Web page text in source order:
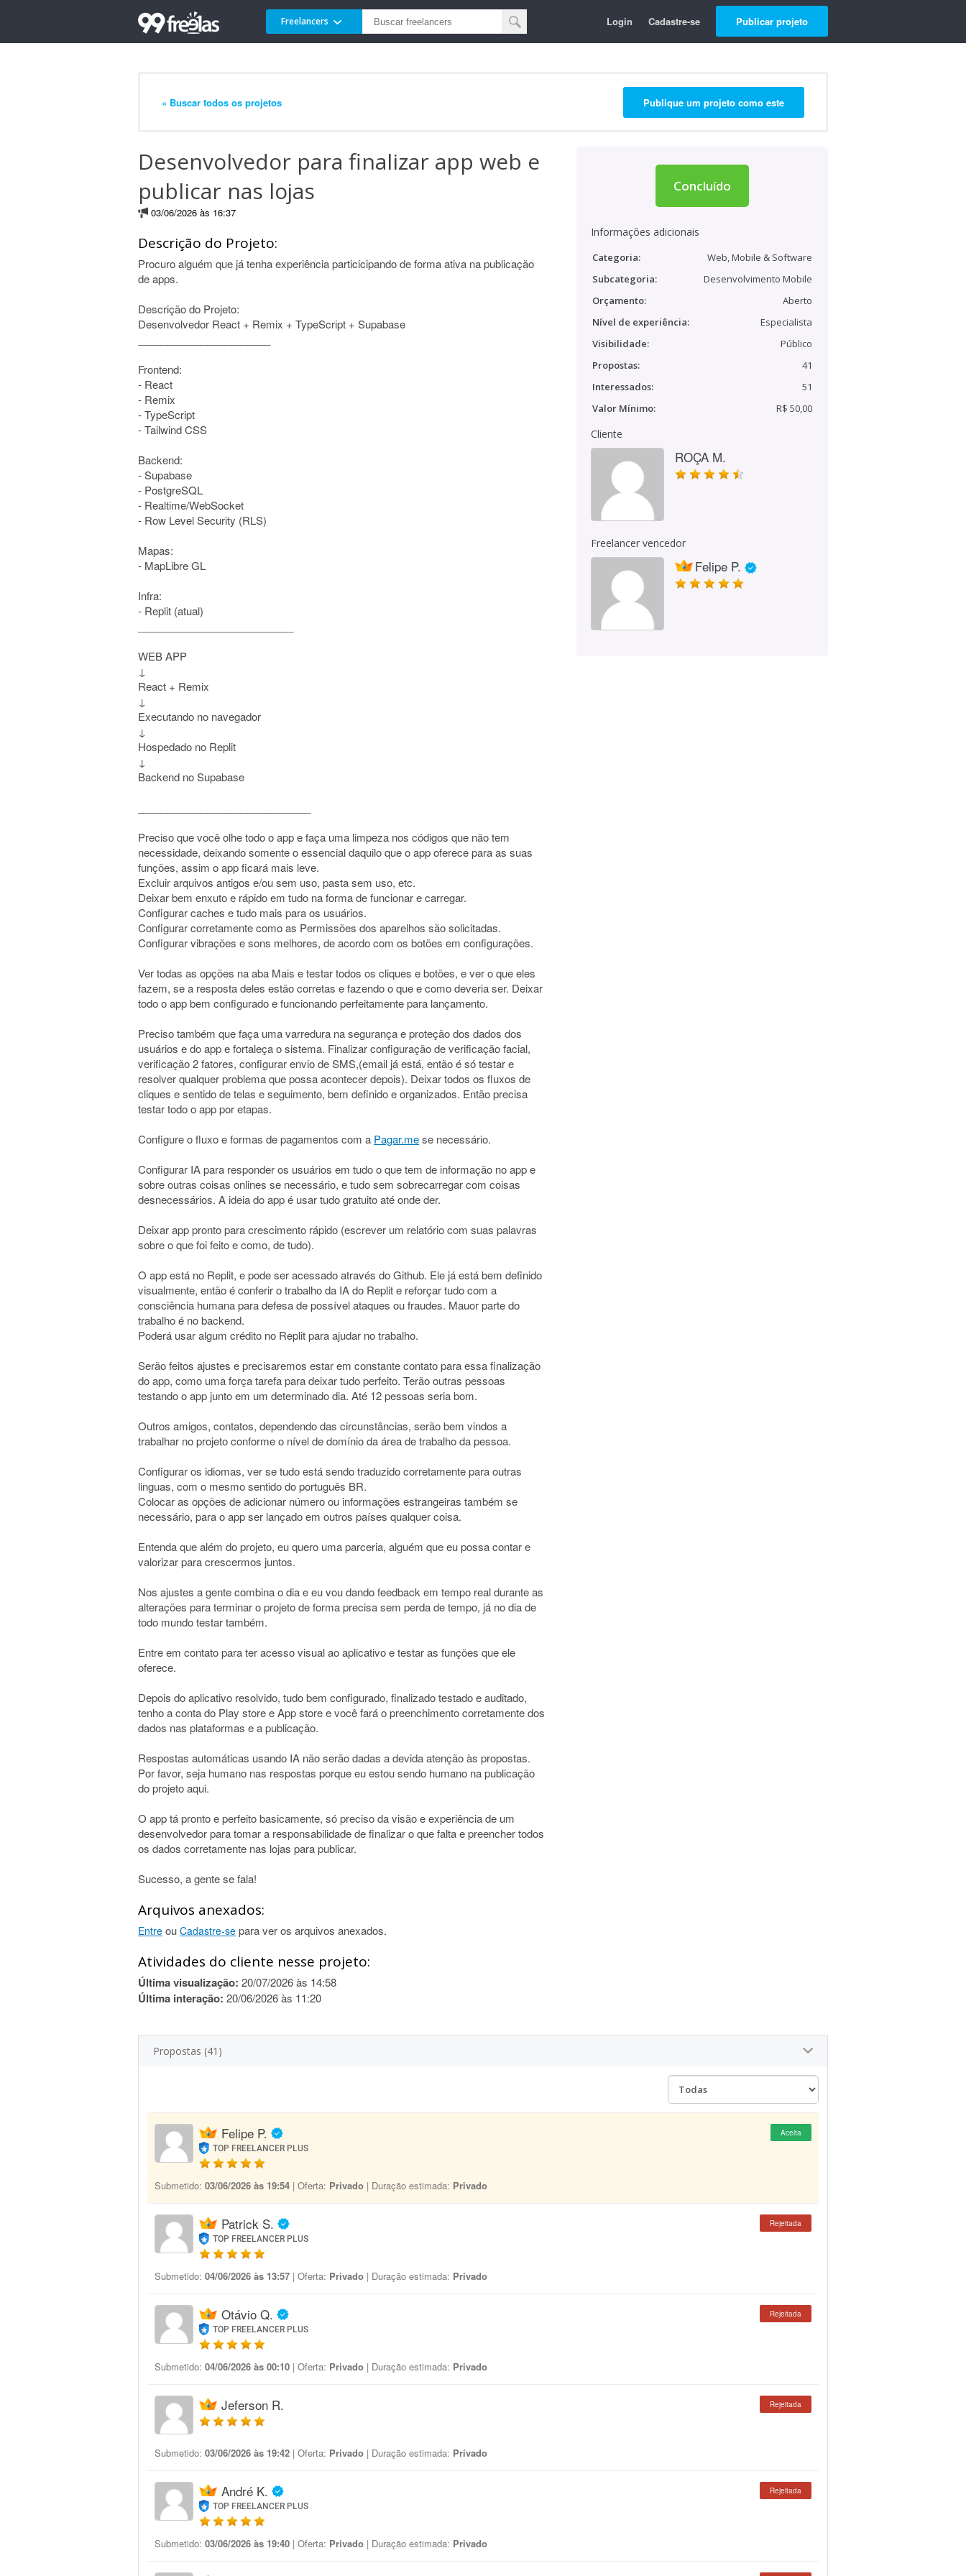
Freelancers Login Cadastre-se Publicar projeto
« Buscar todos os projetos Publique um projeto como este
Desenvolvedor para finalizar app web e
publicar nas lojas
03/06/2026 às 16:37
Descrição do Projeto:
Procuro alguém que já tenha experiência particicipando de forma ativa na publicação
de apps.
Descrição do Projeto:
Desenvolvedor React + Remix + TypeScript + Supabase
Frontend:
- React
- Remix
- TypeScript
- Tailwind CSS
Backend:
- Supabase
- PostgreSQL
- Realtime/WebSocket
- Row Level Security (RLS)
Mapas:
- MapLibre GL
Infra:
- Replit (atual)
WEB APP
↓
React + Remix
↓
Executando no navegador
↓
Hospedado no Replit
↓
Backend no Supabase
Preciso que você olhe todo o app e faça uma limpeza nos códigos que não tem
necessidade, deixando somente o essencial daquilo que o app oferece para as suas
funções, assim o app ficará mais leve.
Excluir arquivos antigos e/ou sem uso, pasta sem uso, etc.
Deixar bem enxuto e rápido em tudo na forma de funcionar e carregar.
Configurar caches e tudo mais para os usuários.
Configurar corretamente como as Permissões dos aparelhos são solicitadas.
Configurar vibrações e sons melhores, de acordo com os botões em configurações.
Ver todas as opções na aba Mais e testar todos os cliques e botões, e ver o que eles
fazem, se a resposta deles estão corretas e fazendo o que e como deveria ser. Deixar
todo o app bem configurado e funcionando perfeitamente para lançamento.
Preciso também que faça uma varredura na segurança e proteção dos dados dos
usuários e do app e fortaleça o sistema. Finalizar configuração de verificação facial,
verificação 2 fatores, configurar envio de SMS,(email já está, então é só testar e
resolver qualquer problema que possa acontecer depois). Deixar todos os fluxos de
cliques e sentido de telas e seguimento, bem definido e organizados. Então precisa
testar todo o app por etapas.
Configure o fluxo e formas de pagamentos com a Pagar.mese necessário.
Configurar IA para responder os usuários em tudo o que tem de informação no app e
sobre outras coisas onlines se necessário, e tudo sem sobrecarregar com coisas
desnecessários. A ideia do app é usar tudo gratuito até onde der.
Deixar app pronto para crescimento rápido (escrever um relatório com suas palavras
sobre o que foi feito e como, de tudo).
O app está no Replit, e pode ser acessado através do Github. Ele já está bem definido
visualmente, então é conferir o trabalho da IA do Replit e reforçar tudo com a
consciência humana para defesa de possível ataques ou fraudes. Mauor parte do
trabalho é no backend.
Poderá usar algum crédito no Replit para ajudar no trabalho.
Serão feitos ajustes e precisaremos estar em constante contato para essa finalização
do app, como uma força tarefa para deixar tudo perfeito. Terão outras pessoas
testando o app junto em um determinado dia. Até 12 pessoas seria bom.
Outros amigos, contatos, dependendo das circunstâncias, serão bem vindos a
trabalhar no projeto conforme o nível de domínio da área de trabalho da pessoa.
Configurar os idiomas, ver se tudo está sendo traduzido corretamente para outras
linguas, com o mesmo sentido do português BR.
Colocar as opções de adicionar número ou informações estrangeiras também se
necessário, para o app ser lançado em outros países qualquer coisa.
Entenda que além do projeto, eu quero uma parceria, alguém que eu possa contar e
valorizar para crescermos juntos.
Nos ajustes a gente combina o dia e eu vou dando feedback em tempo real durante as
alterações para terminar o projeto de forma precisa sem perda de tempo, já no dia de
todo mundo testar também.
Entre em contato para ter acesso visual ao aplicativo e testar as funções que ele
oferece.
Depois do aplicativo resolvido, tudo bem configurado, finalizado testado e auditado,
tenho a conta do Play store e App store e você fará o preenchimento corretamente dos
dados nas plataformas e a publicação.
Respostas automáticas usando IA não serão dadas a devida atenção às propostas.
Por favor, seja humano nas respostas porque eu estou sendo humano na publicação
do projeto aqui.
O app tá pronto e perfeito basicamente, só preciso da visão e experiência de um
desenvolvedor para tomar a responsabilidade de finalizar o que falta e preencher todos
os dados corretamente nas lojas para publicar.
Sucesso, a gente se fala!
Arquivos anexados:
Entre ou Cadastre-se para ver os arquivos anexados.
Atividades do cliente nesse projeto:
Última visualização: 20/07/2026 às 14:58
Última interação: 20/06/2026 às 11:20
Concluído
Informações adicionais
Categoria:
Web, Mobile & Software
Subcategoria:
Desenvolvimento Mobile
Orçamento:
Aberto
Nível de experiência:
Especialista
Visibilidade:
Público
Propostas:
41
Interessados:
51
Valor Mínimo:
R$ 50,00
Cliente
ROÇA M.
Freelancer vencedor
Felipe P.
Propostas (41)
Felipe P.
TOP FREELANCER PLUS
Aceita
Submetido: 03/06/2026 às 19:54 | Oferta: Privado | Duração estimada: Privado
Patrick S.
TOP FREELANCER PLUS
Rejeitada
Submetido: 04/06/2026 às 13:57 | Oferta: Privado | Duração estimada: Privado
Otávio Q.
TOP FREELANCER PLUS
Rejeitada
Submetido: 04/06/2026 às 00:10 | Oferta: Privado | Duração estimada: Privado
Jeferson R. Rejeitada
Submetido: 03/06/2026 às 19:42 | Oferta: Privado | Duração estimada: Privado
André K.
TOP FREELANCER PLUS
Rejeitada
Submetido: 03/06/2026 às 19:40 | Oferta: Privado | Duração estimada: Privado